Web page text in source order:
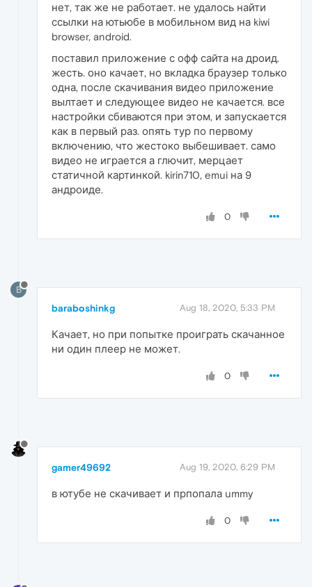
нет, так же не работает. не удалось найти
ссылки на ютьюбе в мобильном вид на kiwi
browser, android.
поставил приложение с офф сайта на дроид.
жесть. оно качает, но вкладка браузер только
одна, после скачивания видео приложение
вылтает и следующее видео не качается. все
настройки сбиваются при этом, и запускается
как в первый раз. опять тур по первому
включению, что жестоко выбешивает. само
видео не играется а глючит, мерцает
статичной картинкой. kirin710, emui на 9
андроиде.
0
B
baraboshinkg Aug 18, 2020, 5:33 PM
Качает, но при попытке проиграть скачанное
ни один плеер не может.
0
gamer49692 Aug 19, 2020, 6:29 PM
в ютубе не скачивает и прпопала ummy
0